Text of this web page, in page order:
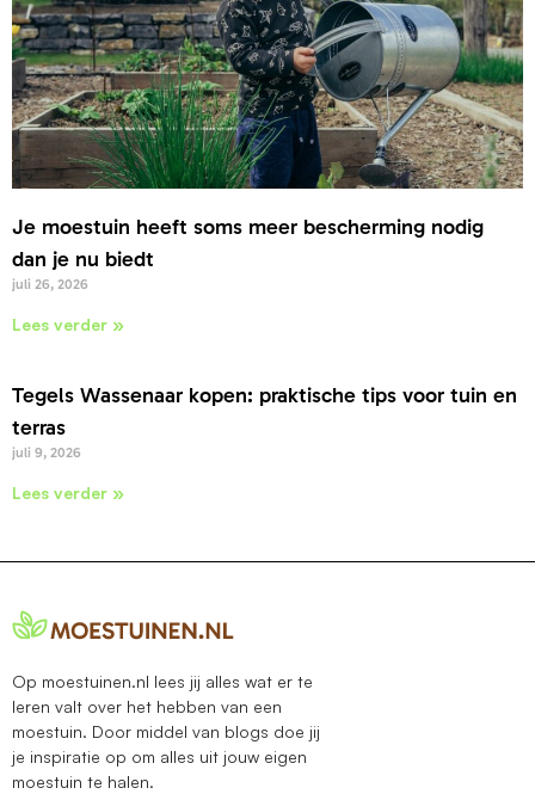
Je moestuin heeft soms meer bescherming nodig
dan je nu biedt
juli 26, 2026
Lees verder »
Tegels Wassenaar kopen: praktische tips voor tuin en
terras
juli 9, 2026
Lees verder »
Op moestuinen.nl lees jij alles wat er te
leren valt over het hebben van een
moestuin. Door middel van blogs doe jij
je inspiratie op om alles uit jouw eigen
moestuin te halen.